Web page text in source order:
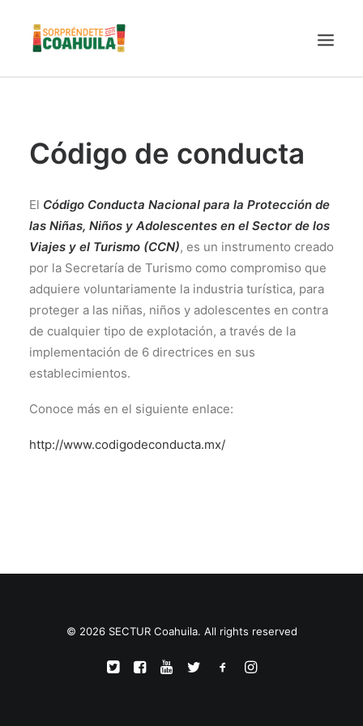
PUEBLOS MÁGICOS
TIERRA DE DINOSAURIOS
VINOS
CENTRO DE CONVENCIONES TORREÓN
TURISMO SUSTENTABLE
VIDEOS PROMOCIONALES
LINEAMIENTOS COVID19
TRÁMITES
TRANSPARENCIA
CONTROL INTERNO
Código de conducta
El Código Conducta Nacional para la Protección de
las Niñas, Niños y Adolescentes en el Sector de los
Viajes y el Turismo (CCN), es un instrumento creado
por la Secretaría de Turismo como compromiso que
adquiere voluntariamente la industria turística, para
proteger a las niñas, niños y adolescentes en contra
de cualquier tipo de explotación, a través de la
implementación de 6 directrices en sus
establecimientos.
Conoce más en el siguiente enlace:
http://www.codigodeconducta.mx/
© 2026 SECTUR Coahuila. All rights reserved